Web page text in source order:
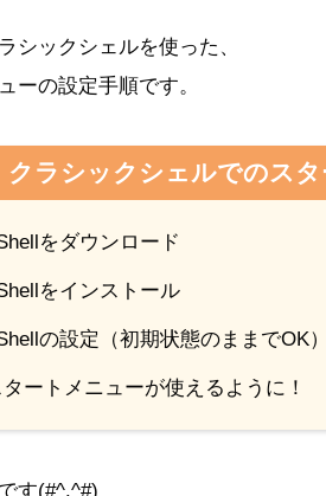
シックシェルを使った、
ーの設定手順です。
クラシックシェルでのス
をダウンロード
をインストール
の設定（初期状態のままでOK）
ートメニューが使えるように！
す(#^.^#)